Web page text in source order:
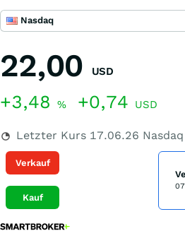
Nasdaq
22,00 USD
+3,48 % +0,74 USD
Letzter Kurs 17.06.26 Nasdaq
Verkauf
Kauf